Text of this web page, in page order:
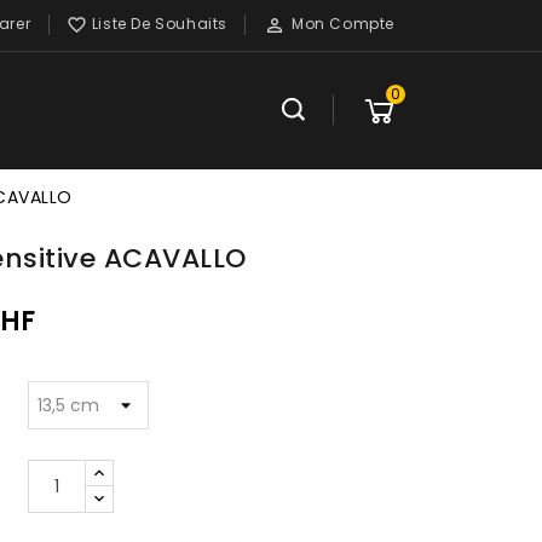
 Mon Compte
 Liste De Souhaits
0
ACAVALLO